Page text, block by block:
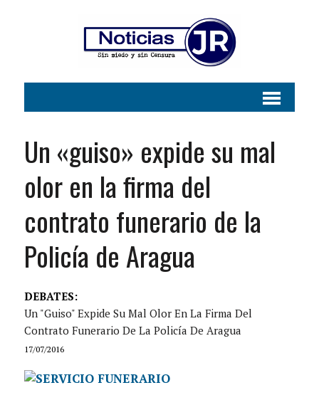
Un «guiso» expide su mal
olor en la firma del
contrato funerario de la
Policía de Aragua
DEBATES:
Un "guiso" Expide Su Mal Olor En La Firma Del
Contrato Funerario De La Policía De Aragua
17/07/2016